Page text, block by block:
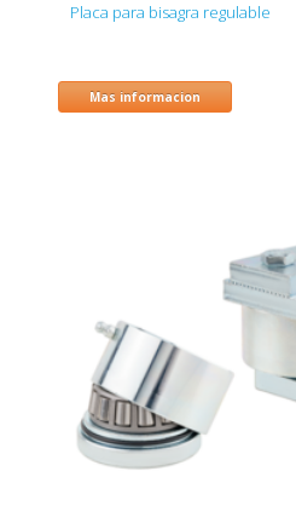
Placa para bisagra regulable
Mas informacion